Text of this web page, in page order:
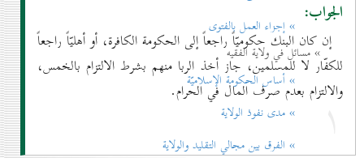
الجواب:
إن كان البنك حكوميّاً راجعاً إلى الحكومة الكافرة، أو أهليّاً راجعاً
للكفّار لا للمسلمين، جاز أخذ الربا منهم بشرط الالتزام بالخمس،
والالتزام بعدم صرف المال في الحرام.
۱
» إجزاء العمل بالفتوی
» مسائل في ولاية الفقيه
» أساس الحكومة الإسلاميّة
» مدی نفوذ الولاية
» الفرق بين مجالي التقليد والولاية